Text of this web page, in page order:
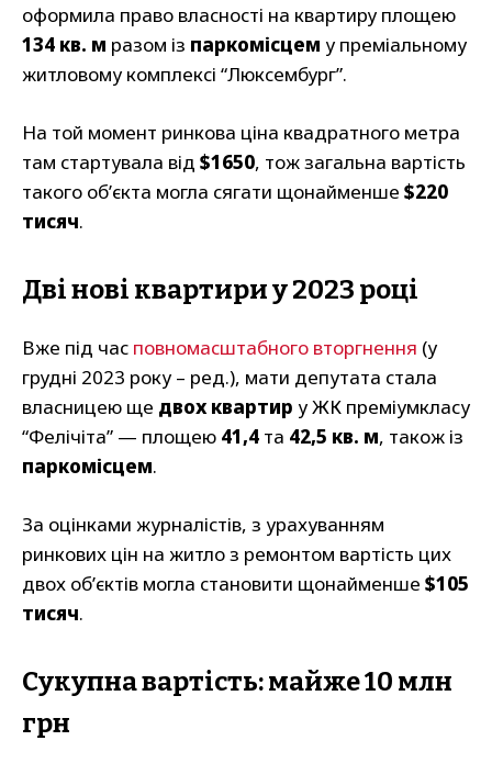
оформила право власності на квартиру площею
134 кв. м разом із паркомісцем у преміальному
житловому комплексі “Люксембург”.
На той момент ринкова ціна квадратного метра
там стартувала від $1650, тож загальна вартість
такого об’єкта могла сягати щонайменше $220
тисяч.
Дві нові квартири у 2023 році
Вже під час повномасштабного вторгнення (у
грудні 2023 року – ред.), мати депутата стала
власницею ще двох квартир у ЖК преміумкласу
“Фелічіта” — площею 41,4 та 42,5 кв. м, також із
паркомісцем.
За оцінками журналістів, з урахуванням
ринкових цін на житло з ремонтом вартість цих
двох об’єктів могла становити щонайменше $105
тисяч.
Сукупна вартість: майже 10 млн
грн